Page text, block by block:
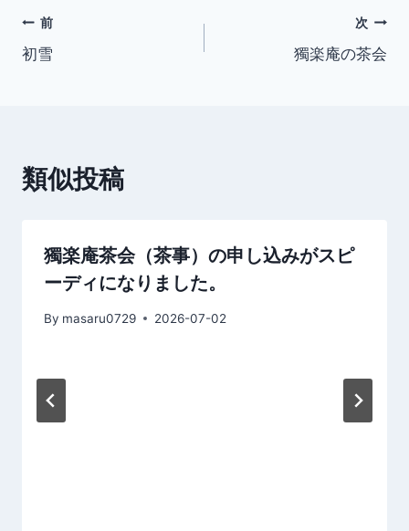
投
稿
ゲ
シ
前
初雪
次
獨楽庵の茶会
類似投稿
獨楽庵茶会（茶事）の申し込みがスピ
ーディになりました。
By masaru0729 2026-07-02